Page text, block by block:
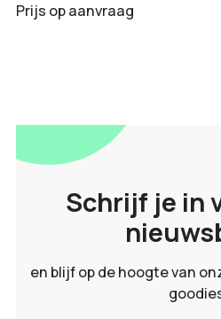
Prijs op aanvraag
Schrijf je in
en blijf op de hoogte van